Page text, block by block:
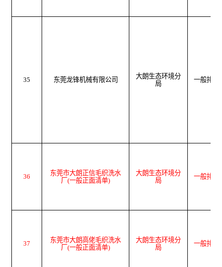
35 东莞龙锋机械有限公司
大朗生态环境分
局
一般排污
36
东莞市大朗正信毛织洗水
厂(一般正面清单)
大朗生态环境分
局
一般排污
37
东莞市大朗高佬毛织洗水
厂(一般正面清单)
大朗生态环境分
局
一般排污